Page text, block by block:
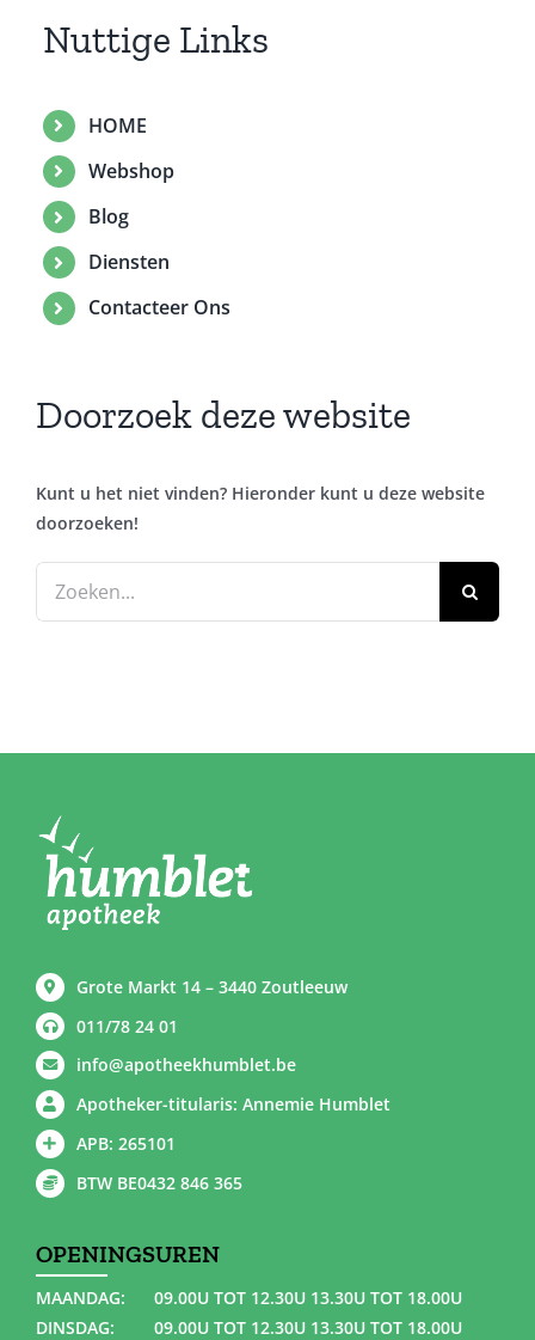
Nuttige Links
HOME
Webshop
Blog
Diensten
Contacteer Ons
Doorzoek deze website
Kunt u het niet vinden? Hieronder kunt u deze website
doorzoeken!
naar:
Grote Markt 14 – 3440 Zoutleeuw
011/78 24 01
info@apotheekhumblet.be
Apotheker-titularis: Annemie Humblet
APB: 265101
BTW BE0432 846 365
OPENINGSUREN
MAANDAG:
09.00U TOT 12.30U 13.30U TOT 18.00U
DINSDAG:
09.00U TOT 12.30U 13.30U TOT 18.00U